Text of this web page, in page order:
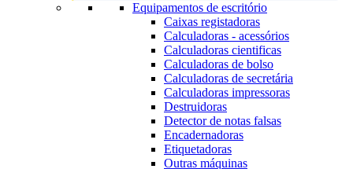
Equipamentos de escritório
Caixas registadoras
Calculadoras - acessórios
Calculadoras cientificas
Calculadoras de bolso
Calculadoras de secretária
Calculadoras impressoras
Destruidoras
Detector de notas falsas
Encadernadoras
Etiquetadoras
Outras máquinas